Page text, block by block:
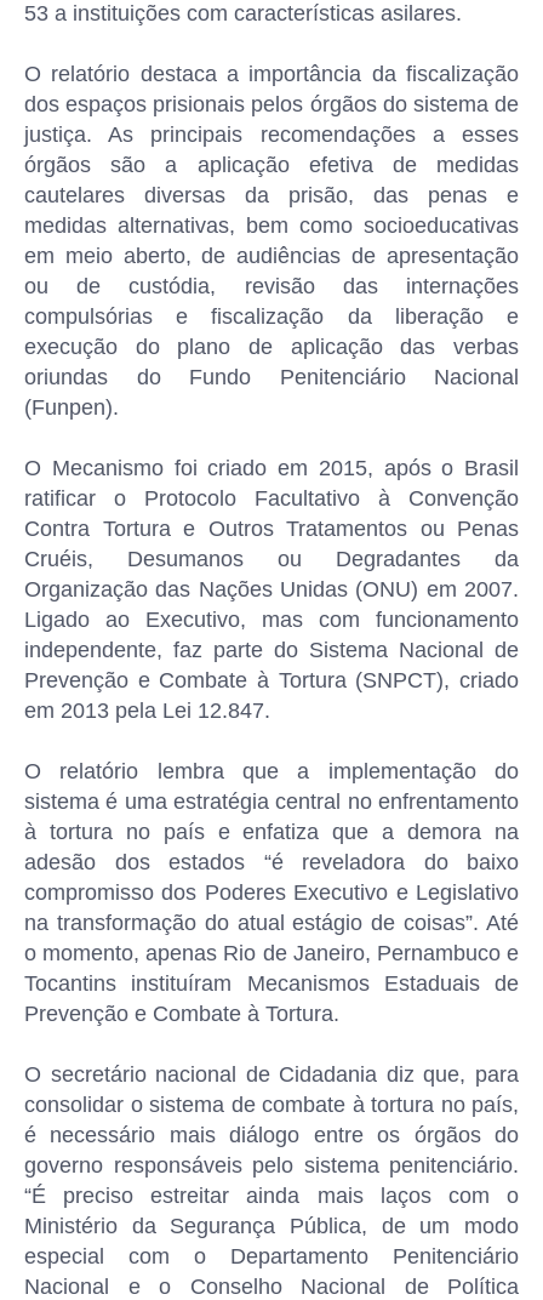
53 a instituições com características asilares.
O relatório destaca a importância da fiscalização
dos espaços prisionais pelos órgãos do sistema de
justiça. As principais recomendações a esses
órgãos são a aplicação efetiva de medidas
cautelares diversas da prisão, das penas e
medidas alternativas, bem como socioeducativas
em meio aberto, de audiências de apresentação
ou de custódia, revisão das internações
compulsórias e fiscalização da liberação e
execução do plano de aplicação das verbas
oriundas do Fundo Penitenciário Nacional
(Funpen).
O Mecanismo foi criado em 2015, após o Brasil
ratificar o Protocolo Facultativo à Convenção
Contra Tortura e Outros Tratamentos ou Penas
Cruéis, Desumanos ou Degradantes da
Organização das Nações Unidas (ONU) em 2007.
Ligado ao Executivo, mas com funcionamento
independente, faz parte do Sistema Nacional de
Prevenção e Combate à Tortura (SNPCT), criado
em 2013 pela Lei 12.847.
O relatório lembra que a implementação do
sistema é uma estratégia central no enfrentamento
à tortura no país e enfatiza que a demora na
adesão dos estados “é reveladora do baixo
compromisso dos Poderes Executivo e Legislativo
na transformação do atual estágio de coisas”. Até
o momento, apenas Rio de Janeiro, Pernambuco e
Tocantins instituíram Mecanismos Estaduais de
Prevenção e Combate à Tortura.
O secretário nacional de Cidadania diz que, para
consolidar o sistema de combate à tortura no país,
é necessário mais diálogo entre os órgãos do
governo responsáveis pelo sistema penitenciário.
“É preciso estreitar ainda mais laços com o
Ministério da Segurança Pública, de um modo
especial com o Departamento Penitenciário
Nacional e o Conselho Nacional de Política